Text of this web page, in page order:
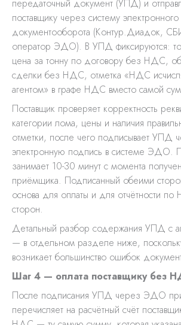
передаточный документ (УПД) и
поставщику через систему электронного
документооборота (Контур.Диадок,
оператор ЭДО). В УПД фиксируются:
цена за тонну по договору без НДС,
сделки без НДС, отметка «НДС
агентом» в графе НДС вместо самой
Поставщик проверяет корректность
категории лома, цены и наличия
отметки, после чего подписывает УПД
электронную подпись в системе ЭДО.
занимает 10-30 минут с момента
приёмщика. Подписанный обеими
основа для оплаты и для отчётности
сторон.
Детальный разбор содержания УПД с
— в отдельном разделе ниже,
возникает большинство ошибок
Шаг 4 — оплата поставщику без
После подписания УПД через ЭДО
перечисляет на расчётный счёт